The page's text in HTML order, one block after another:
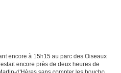
encore à 15h15 au parc des Oiseaux
encore près de deux heures de